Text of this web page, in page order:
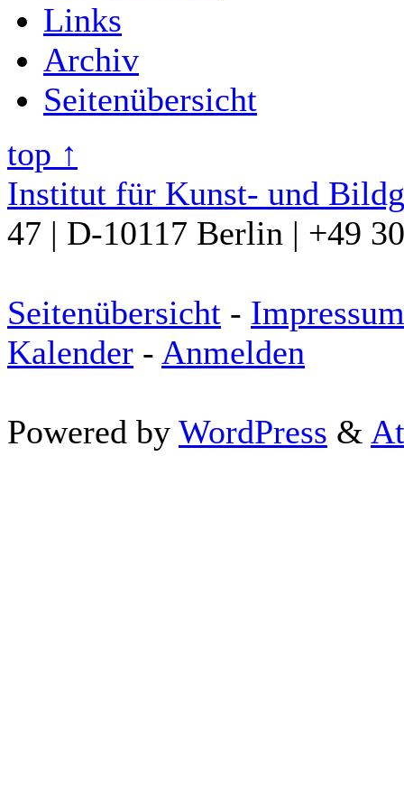
Links
Archiv
Seitenübersicht
top ↑
Institut für Kunst- und
47 | D-10117 Berlin | +49
Seitenübersicht - Impressum
Kalender - Anmelden
Powered by WordPress &